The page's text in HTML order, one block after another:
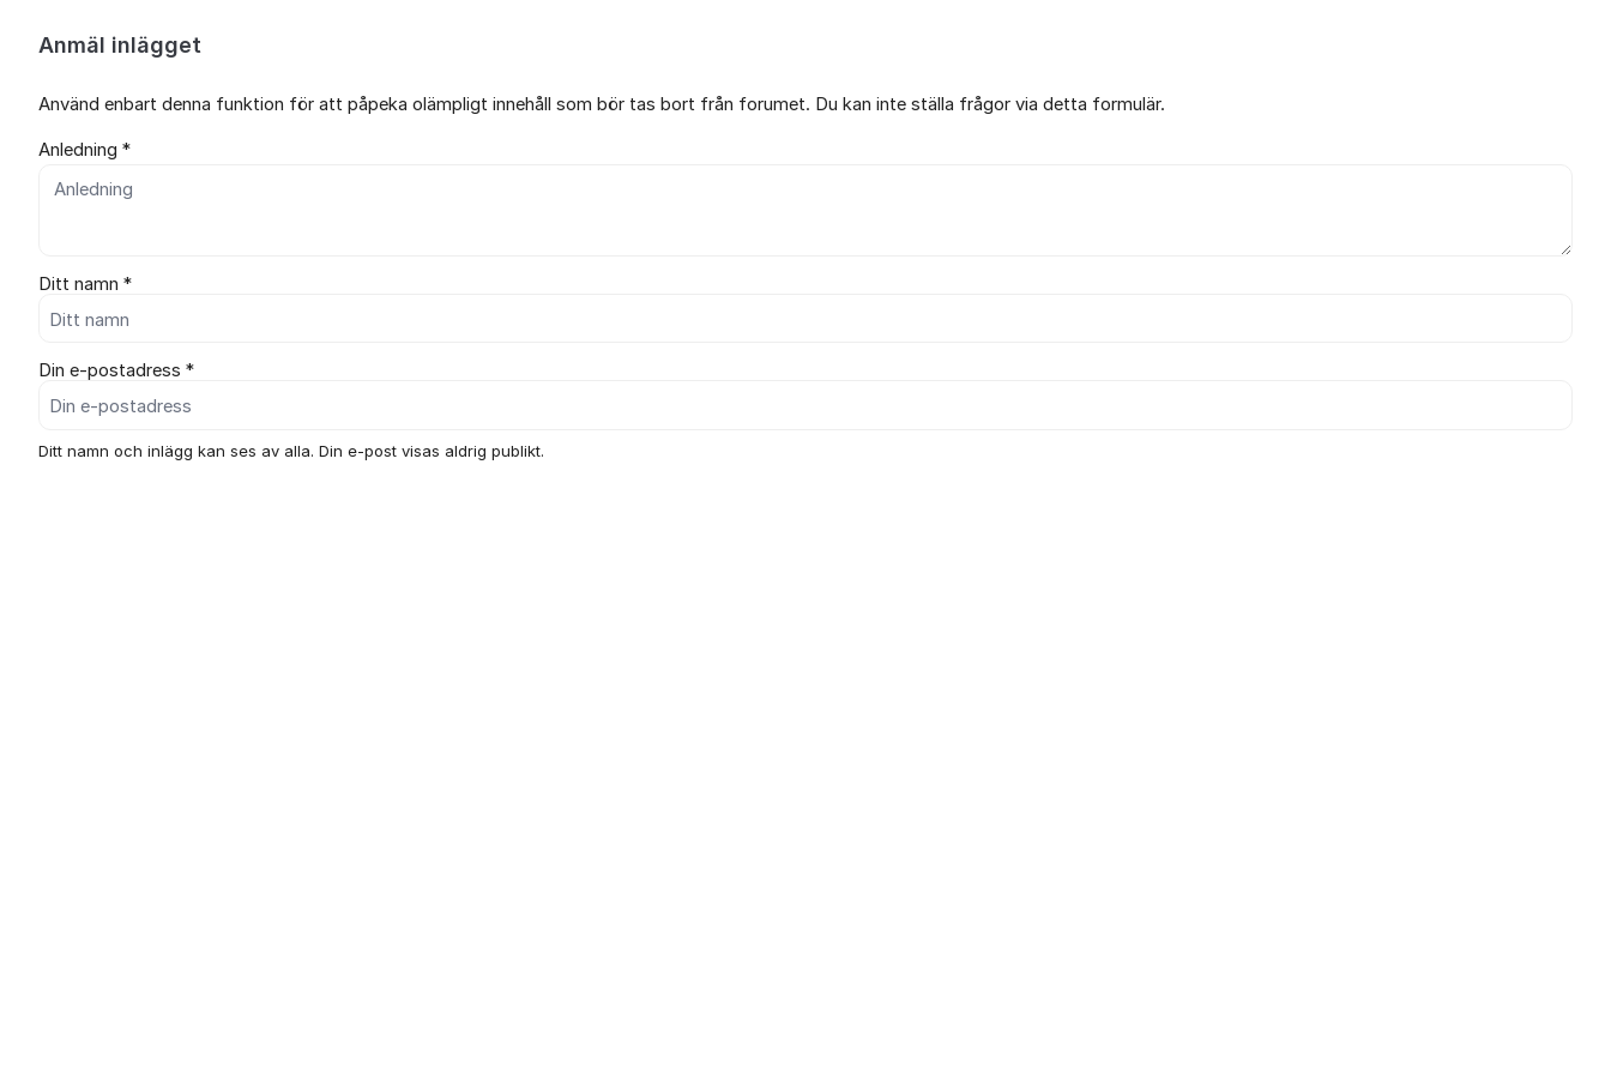
Anmäl inlägget
Använd enbart denna funktion för att påpeka olämpligt innehåll som bör tas bort från forumet. Du kan inte ställa frågor via detta formulär.
Anledning *
Ditt namn *
Din e-postadress *
Ditt namn och inlägg kan ses av alla. Din e-post visas aldrig publikt.